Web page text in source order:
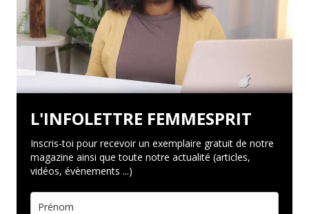
L'INFOLETTRE FEMMESPRIT
Inscris-toi pour recevoir un exemplaire gratuit de notre
magazine ainsi que toute notre actualité (articles,
vidéos, évènements ...)